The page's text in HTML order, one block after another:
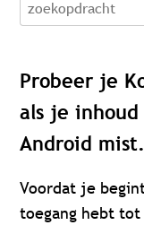
zoekopdracht
Probeer je
als je
Android mist.
Voordat je
toegang hebt